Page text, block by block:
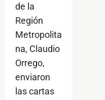
de la
Región
Metropolita
na, Claudio
Orrego,
enviaron
las cartas